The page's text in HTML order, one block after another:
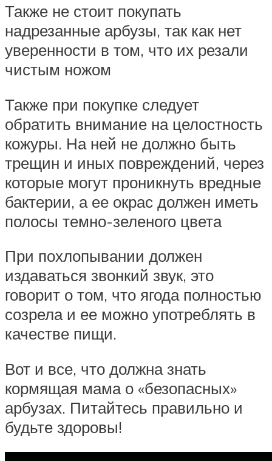
Также не стоит покупать
надрезанные арбузы, так как нет
уверенности в том, что их резали
чистым ножом
Также при покупке следует
обратить внимание на целостность
кожуры. На ней не должно быть
трещин и иных повреждений, через
которые могут проникнуть вредные
бактерии, а ее окрас должен иметь
полосы темно-зеленого цвета
При похлопывании должен
издаваться звонкий звук, это
говорит о том, что ягода полностью
созрела и ее можно употреблять в
качестве пищи.
Вот и все, что должна знать
кормящая мама о «безопасных»
арбузах. Питайтесь правильно и
будьте здоровы!